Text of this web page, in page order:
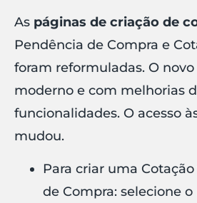
As páginas de criação de
Pendência de Compra e
foram reformuladas. O
moderno e com melhorias
funcionalidades. O acesso
mudou.
Para criar uma
de Compra: selecione